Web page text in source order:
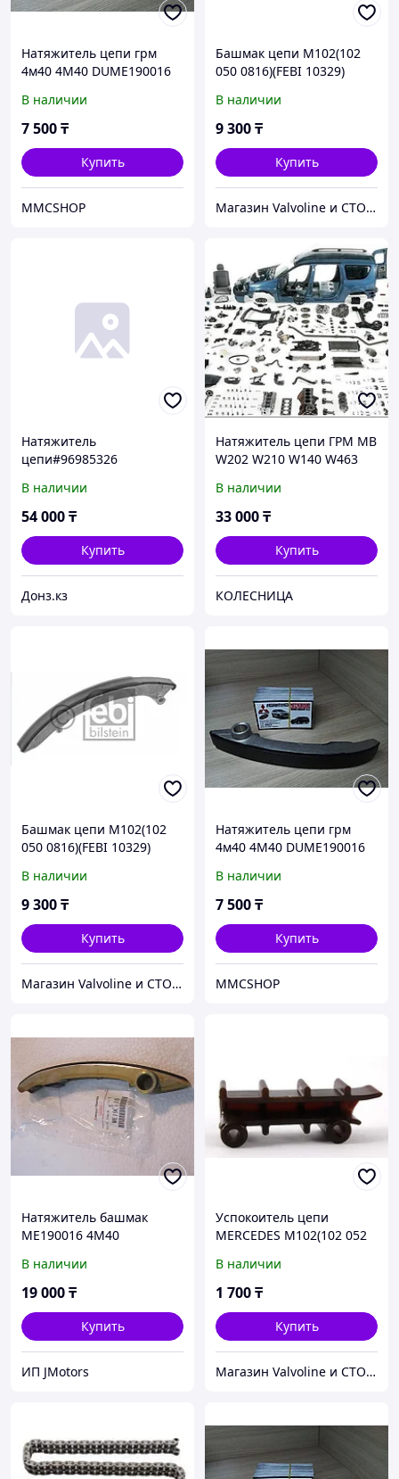
Натяжитель цепи грм
4м40 4M40 DUME190016
митсубиши mitsubishi
митсубиси запчасти
В наличии
7 500₸
Купить
MMCSHOP
Башмак цепи M102(102
050 0816)(FEBI 10329)
В наличии
9 300₸
Купить
Магазин Valvoline и СТО V-Service
Натяжитель
цепи#96985326
В наличии
54 000₸
Купить
Донз.кз
Натяжитель цепи ГРМ MB
W202 W210 W140 W463
В наличии
33 000₸
Купить
КОЛЕСНИЦА
Башмак цепи M102(102
050 0816)(FEBI 10329)
В наличии
9 300₸
Купить
Магазин Valvoline и СТО V-Service
Натяжитель цепи грм
4м40 4M40 DUME190016
митсубиши mitsubishi
митсубиси запчасти
В наличии
7 500₸
Купить
MMCSHOP
Натяжитель башмак
ME190016 4M40
В наличии
19 000₸
Купить
ИП JMotors
Успокоитель цепи
MERCEDES M102(102 052
В наличии
1 700₸
Купить
Магазин Valvoline и СТО V-Service